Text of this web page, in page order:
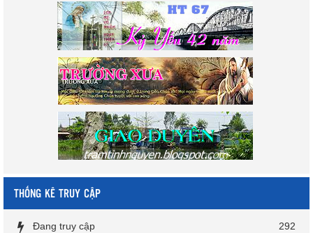
THỐNG KÊ TRUY CẬP
Đang truy cập
292